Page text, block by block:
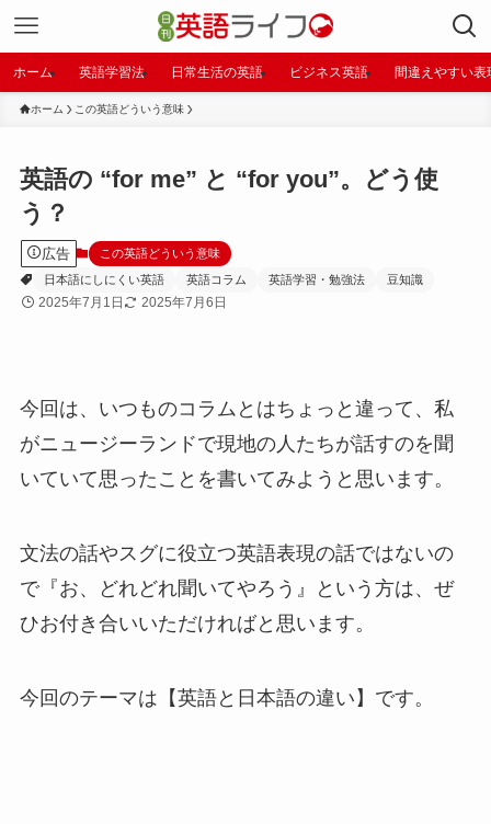
ホーム 英語学習法 日常生活の英語 ビジネス英語 間違えやすい表
ホーム この英語どういう意味
英語の “for me” と “for you”。どう使
う？
広告
この英語どういう意味
日本語にしにくい英語
英語コラム 英語学習・勉強法 豆知識
2025年7月1日 2025年7月6日
今回は、いつものコラムとはちょっと違って、私
がニュージーランドで現地の人たちが話すのを聞
いていて思ったことを書いてみようと思います。
文法の話やスグに役立つ英語表現の話ではないの
で『お、どれどれ聞いてやろう』という方は、ぜ
ひお付き合いいただければと思います。
今回のテーマは【英語と日本語の違い】です。